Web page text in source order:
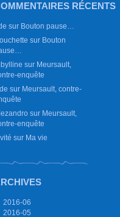
RÉCENTS
sur Bouton pause…
sur Bouton
sur Meursault,
enquête
sur Meursault, contre-
sur Meursault,
enquête
sur Ma vie
2016-06
2016-05